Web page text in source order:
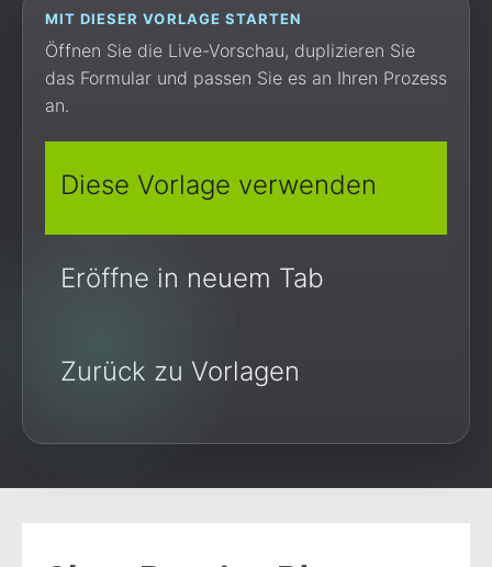
MIT DIESER VORLAGE STARTEN
Öffnen Sie die Live-Vorschau, duplizieren Sie
das Formular und passen Sie es an Ihren Prozess
an.
Diese Vorlage verwenden
Eröffne in neuem Tab
Zurück zu Vorlagen